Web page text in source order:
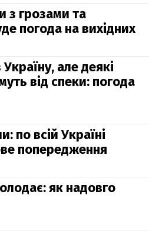
з грозами та
погода на вихідних
але деякі
від спеки: погода
по всій Україні
попередження
як надовго